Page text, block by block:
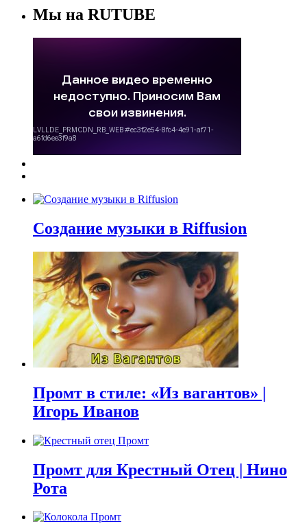
составляла
50 ₽.
0 ₽.
Мы на RUTUBE
Создание музыки в Riffusion
Промт в стиле: «Из вагантов» |
Игорь Иванов
Промт для Крестный Отец | Нино
Рота